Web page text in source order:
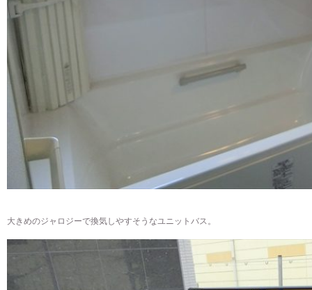
大きめのジャロジーで換気しやすそうなユニットバス。